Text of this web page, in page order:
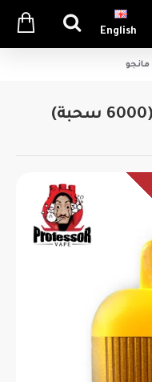
English
سحبة يوويل مود الجاهزة (6000 سحبة)